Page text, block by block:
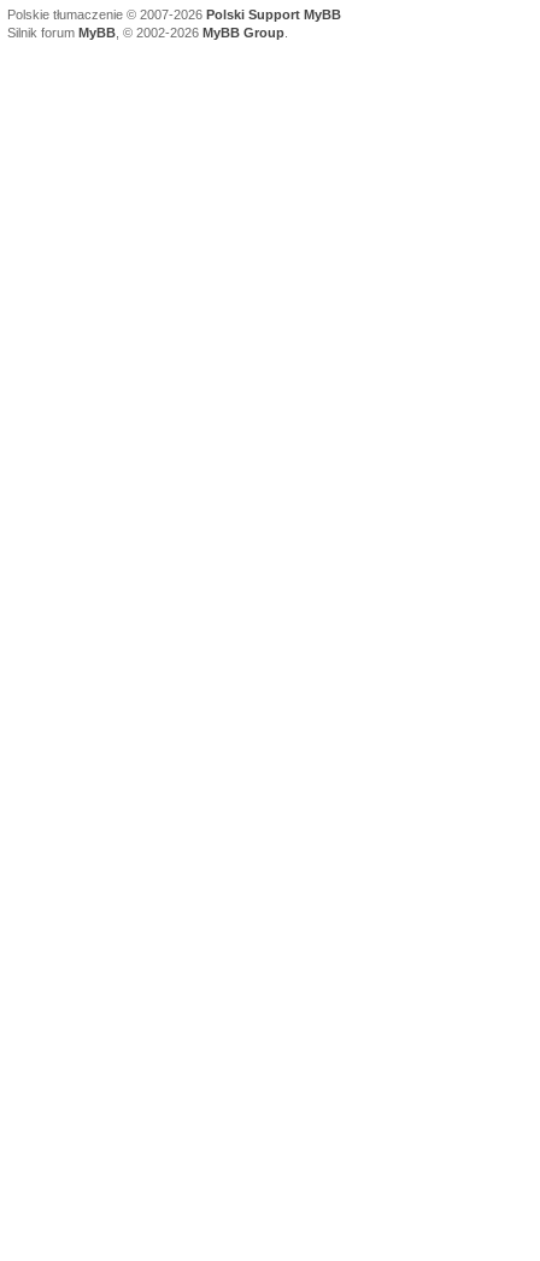
Polskie tłumaczenie © 2007-2026 Polski Support MyBB
Silnik forum MyBB , © 2002-2026 MyBB Group